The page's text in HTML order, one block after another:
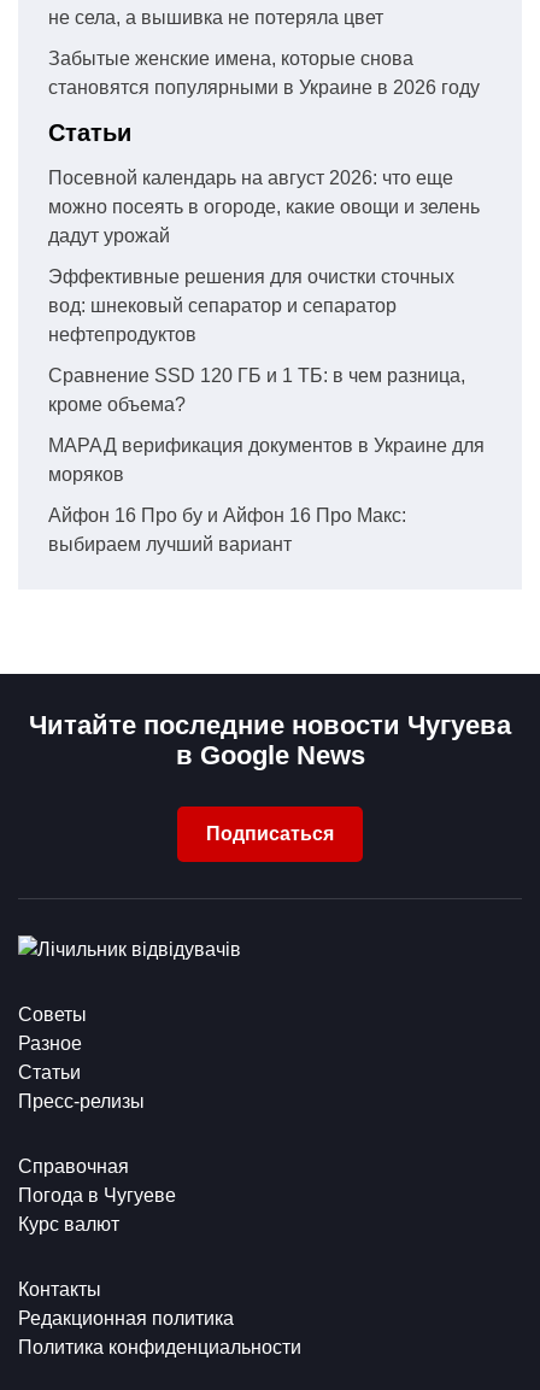
не села, а вышивка не потеряла цвет
Забытые женские имена, которые снова
становятся популярными в Украине в 2026 году
Статьи
Посевной календарь на август 2026: что еще
можно посеять в огороде, какие овощи и зелень
дадут урожай
Эффективные решения для очистки сточных
вод: шнековый сепаратор и сепаратор
нефтепродуктов
Сравнение SSD 120 ГБ и 1 ТБ: в чем разница,
кроме объема?
МАРАД верификация документов в Украине для
моряков
Айфон 16 Про бу и Айфон 16 Про Макс:
выбираем лучший вариант
Читайте последние новости Чугуева
в Google News
Подписаться
Советы
Разное
Статьи
Пресс-релизы
Справочная
Погода в Чугуеве
Курс валют
Контакты
Редакционная политика
Политика конфиденциальности